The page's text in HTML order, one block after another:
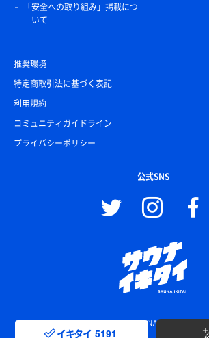
イキタイ 5191
「安全への取り組み」掲載につ
いて
推奨環境
特定商取引法に基づく表記
利用規約
コミュニティガイドライン
プライバシーポリシー
公式SNS
© SAUNA IKITAI